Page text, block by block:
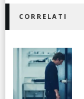
CORRELATI